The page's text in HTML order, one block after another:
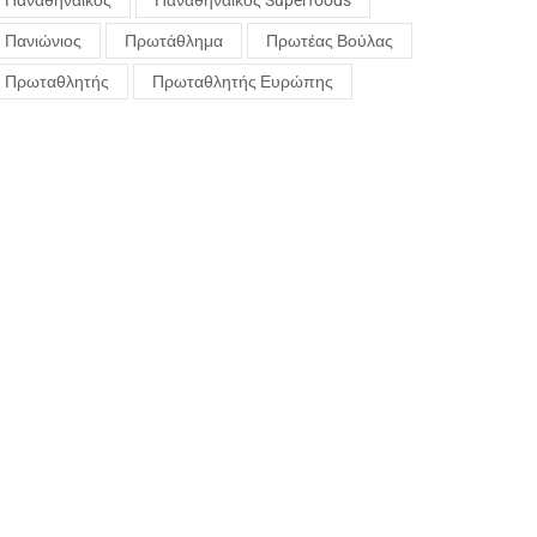
Πανιώνιος Πρωτάθλημα Πρωτέας Βούλας
Πρωταθλητής Πρωταθλητής Ευρώπης